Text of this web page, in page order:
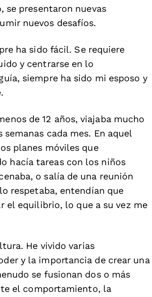
se presentaron nuevas
nuevos desafíos.
ha sido fácil. Se requiere
y centrarse en lo
siempre ha sido mi esposo y
de 12 años, viajaba mucho
cada mes. En aquel
planes móviles que
hacía tareas con los niños
o salía de una reunión
respetaba, entendían que
el equilibrio, lo que a su vez me
He vivido varias
y la importancia de crear una
se fusionan dos o más
el comportamiento, la